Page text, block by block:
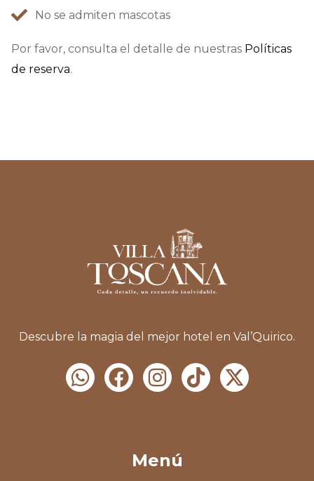
No se admiten mascotas
Por favor, consulta el detalle de nuestras Políticas
de reserva.
Descubre la magia del mejor hotel en Val’Quirico.
Menú